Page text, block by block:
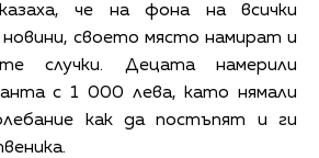
че на фона на всички
новини, своето място намират и
случки. Децата намерили
с 1 000 лева, като нямали
как да постъпят и ги